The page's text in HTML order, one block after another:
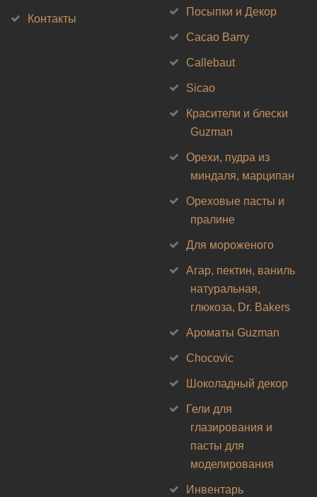
Контакты
Посыпки и Декор
Cacao Barry
Callebaut
Sicao
Красители и блески
Guzman
Орехи, пудра из
миндаля, марципан
Ореховые пасты и
пралине
Для мороженого
Агар, пектин, ваниль
натуральная,
глюкоза, Dr. Bakers
Ароматы Guzman
Chocovic
Шоколадный декор
Гели для
глазирования и
пасты для
моделирования
Инвентарь